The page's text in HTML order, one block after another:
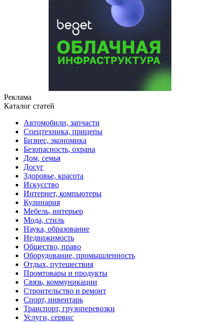
Реклама
Каталог статей
Автомобили, запчасти
Спецтехника, прицепы
Бизнес, экономика
Безопасность, охрана
Дом, семья
Досуг
Здоровье, красота
Искусство
Интернет, компьютеры
Кулинария
Мебель, интерьер
Мода, стиль
Наука, образование
Недвижимость
Общество, право
Оборудование, промышленность
Отдых, путешествия
Промтовары и продукты
Связь, коммуникации
Строительство и ремонт
Cпорт, инвентарь
Транспорт, грузоперевозки
Услуги, сервис